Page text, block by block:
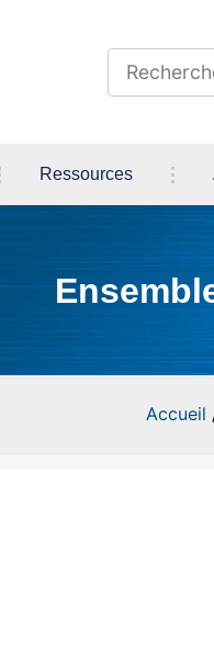
Ressources
Accueil